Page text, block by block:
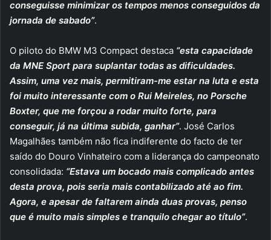
conseguisse minimizar os tempos menos conseguidos da
jornada de sabado”.
O piloto do BMW M3 Compact destaca “esta capacidade
da MNE Sport para suplantar todas as dificuldades.
Assim, uma vez mais, permitiram-me estar na luta e esta
foi muito interessante com o Rui Meireles, no Porsche
Boxter, que me forçou a rodar muito forte, para
conseguir, já na última subida, ganhar”. José Carlos
Magalhães também não fica indiferente do facto de ter
saído do Douro Vinhateiro com a liderança do campeonato
consolidada: “Estava um bocado mais complicado antes
desta prova, pois seria mais contabilizado até ao fim.
Agora, e apesar de faltarem ainda duas provas, penso
que é muito mais simples e tranquilo chegar ao título”.